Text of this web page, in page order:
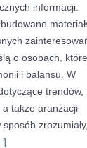
informacji.
o osobach, które
i balansu. W
trendów,
także aranżacji
zrozumiały,
]